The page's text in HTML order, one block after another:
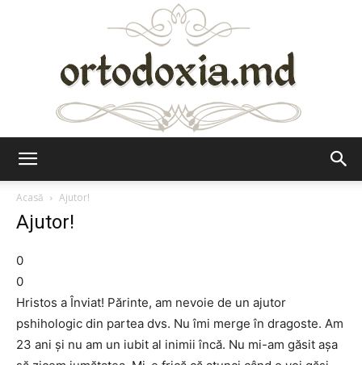
Acasă
Ajutor!
Ajutor!
0
0
Hristos a Înviat! Părinte, am nevoie de un ajutor
pshihologic din partea dvs. Nu îmi merge în dragoste. Am
23 ani și nu am un iubit al inimii încă. Nu mi-am găsit așa